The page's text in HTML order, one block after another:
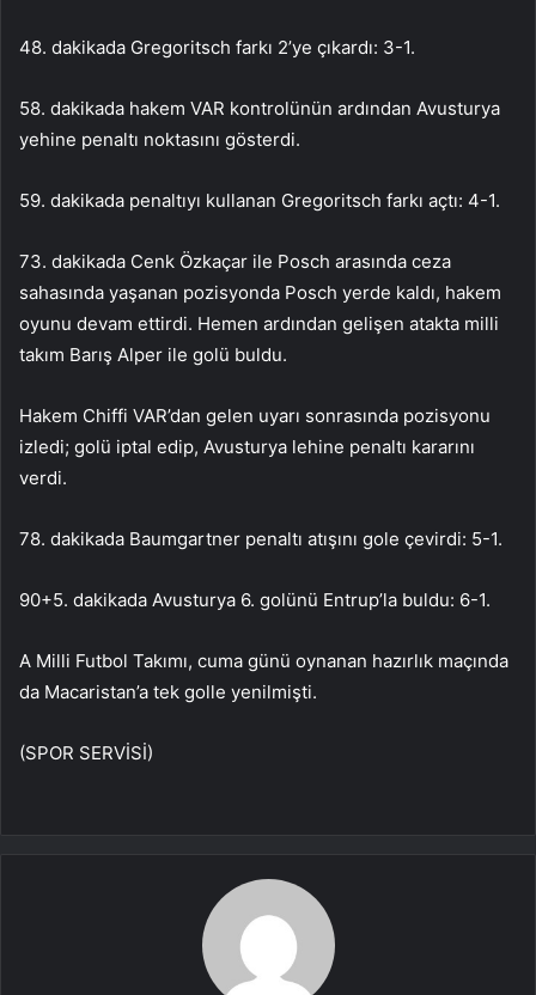
48. dakikada Gregoritsch farkı 2’ye çıkardı: 3-1.
58. dakikada hakem VAR kontrolünün ardından Avusturya
yehine penaltı noktasını gösterdi.
59. dakikada penaltıyı kullanan Gregoritsch farkı açtı: 4-1.
73. dakikada Cenk Özkaçar ile Posch arasında ceza
sahasında yaşanan pozisyonda Posch yerde kaldı, hakem
oyunu devam ettirdi. Hemen ardından gelişen atakta milli
takım Barış Alper ile golü buldu.
Hakem Chiffi VAR’dan gelen uyarı sonrasında pozisyonu
izledi; golü iptal edip, Avusturya lehine penaltı kararını
verdi.
78. dakikada Baumgartner penaltı atışını gole çevirdi: 5-1.
90+5. dakikada Avusturya 6. golünü Entrup’la buldu: 6-1.
A Milli Futbol Takımı, cuma günü oynanan hazırlık maçında
da Macaristan’a tek golle yenilmişti.
(SPOR SERVİSİ)